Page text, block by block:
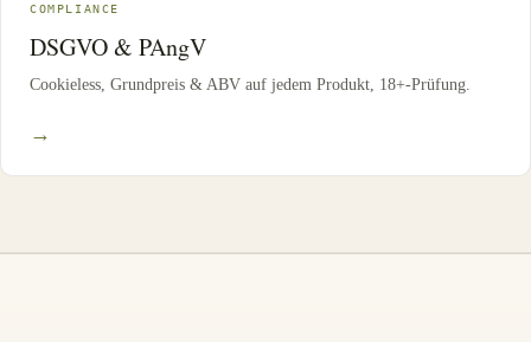
COMPLIANCE
DSGVO & PAngV
Cookieless, Grundpreis & ABV auf jedem Produkt, 18+-Prüfung.
→